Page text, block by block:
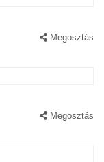
Megosztás
Megosztás